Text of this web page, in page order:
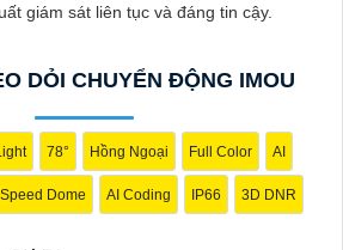
(Night Vision): Chọn camera có tích
sát ban đêm một cách rõ ràng và chi
Lựa chọn camera có tính năng
thẻ nhớ hoặc trên đám mây để dễ
giám sát liên tục và đáng tin cậy.
DỎI CHUYỂN ĐỘNG IMOU
78° Hồng Ngoại Full Color AI
Speed Dome AI Coding IP66 3D DNR